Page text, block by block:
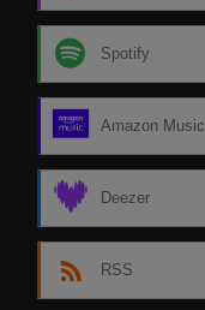
Spotify
Amazon Music
Deezer
RSS